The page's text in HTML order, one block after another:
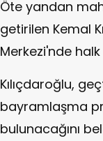
Öte yandan
getirilen Kemal
Merkezi'nde
Kılıçdaroğlu,
bayramlaşma
bulunacağını